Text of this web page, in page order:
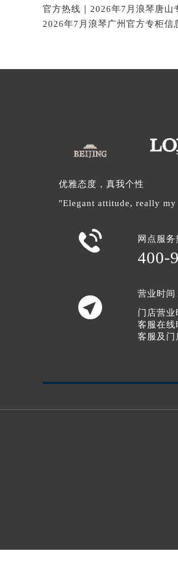
优雅态度，真我个性
"Elegant attitude, really my
 网点服务
400-

营业时间
门店营
客服在
客服及门